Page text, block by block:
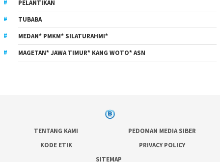
PELANTIKAN
TUBABA
MEDAN* PMKM* SILATURAHMI*
MAGETAN* JAWA TIMUR* KANG WOTO* ASN
TENTANG KAMI
PEDOMAN MEDIA SIBER
KODE ETIK
PRIVACY POLICY
SITEMAP